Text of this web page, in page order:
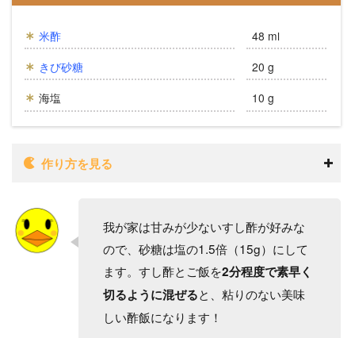
米酢
きび砂糖
海塩
48 ml
20 g
10 g
作り方を見る
我が家は甘みが少ないすし酢が好みな
ので、砂糖は塩の1.5倍（15g）にして
ます。すし酢とご飯を2分程度で素早く
切るように混ぜると、粘りのない美味
しい酢飯になります！